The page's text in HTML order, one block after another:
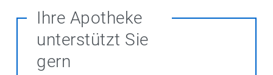
Ihre Apotheke
unterstützt Sie
gern